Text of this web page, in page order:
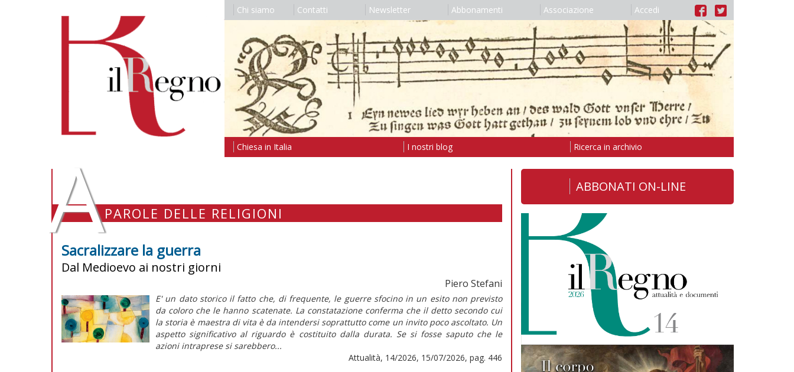
Chi siamo Contatti Newsletter Abbonamenti Associazione Accedi
Chiesa in Italia I nostri blog Ricerca in archivio
APAROLE DELLE RELIGIONI
Sacralizzare la guerra
Dal Medioevo ai nostri giorni
Piero Stefani
E' un dato storico il fatto che, di frequente, le guerre sfocino in un esito non previsto
da coloro che le hanno scatenate. La constatazione conferma che il detto secondo cui
la storia è maestra di vita è da intendersi soprattutto come un invito poco ascoltato. Un
aspetto significativo al riguardo è costituito dalla durata. Se si fosse saputo che le
azioni intraprese si sarebbero...
Attualità, 14/2026, 15/07/2026, pag. 446
ABBONATI ON-LINE